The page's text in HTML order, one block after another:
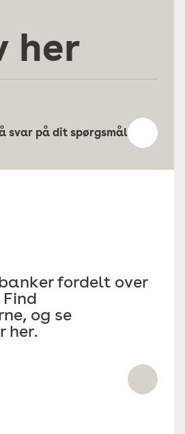
svar på dit spørgsmål
fordelt over
og se
her.